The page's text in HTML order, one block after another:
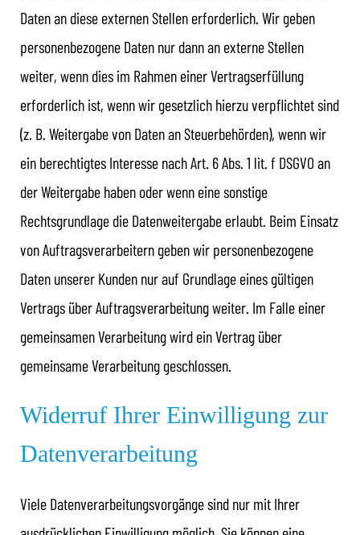
Daten an diese externen Stellen erforderlich. Wir geben
personenbezogene Daten nur dann an externe Stellen
weiter, wenn dies im Rahmen einer Vertragserfüllung
erforderlich ist, wenn wir gesetzlich hierzu verpflichtet sind
(z. B. Weitergabe von Daten an Steuerbehörden), wenn wir
ein berechtigtes Interesse nach Art. 6 Abs. 1 lit. f DSGVO an
der Weitergabe haben oder wenn eine sonstige
Rechtsgrundlage die Datenweitergabe erlaubt. Beim Einsatz
von Auftragsverarbeitern geben wir personenbezogene
Daten unserer Kunden nur auf Grundlage eines gültigen
Vertrags über Auftragsverarbeitung weiter. Im Falle einer
gemeinsamen Verarbeitung wird ein Vertrag über
gemeinsame Verarbeitung geschlossen.
Widerruf Ihrer Einwilligung zur
Datenverarbeitung
Viele Datenverarbeitungsvorgänge sind nur mit Ihrer